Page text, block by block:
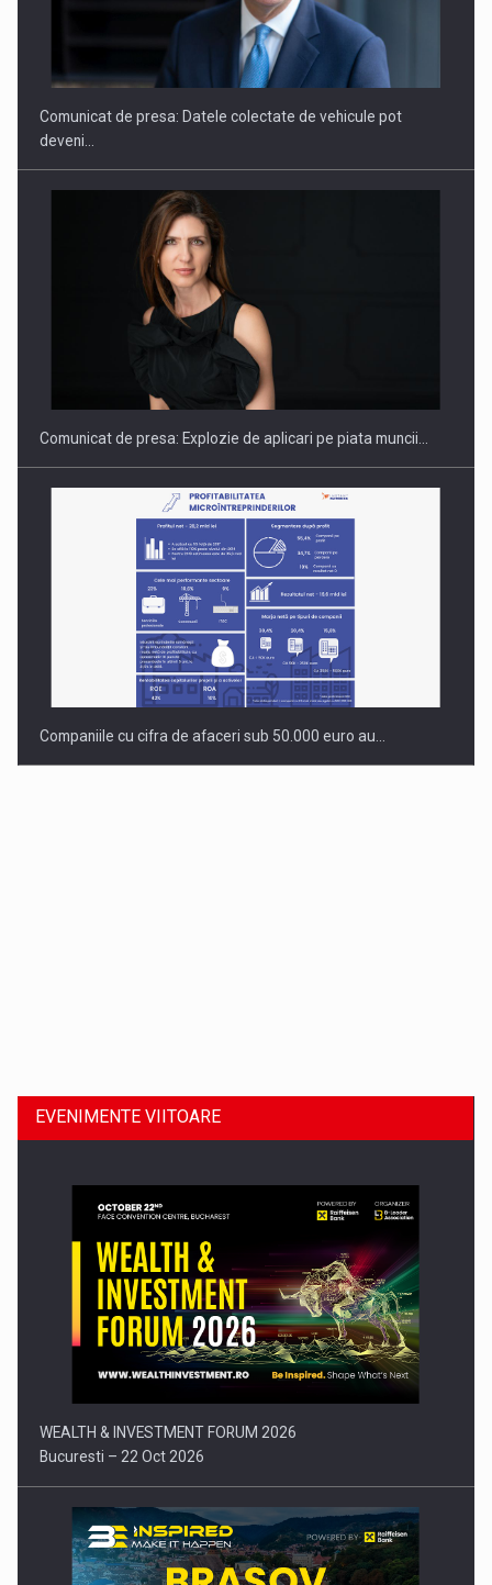
ROOTED IN ROMANIA, BUILT TO DELIVER TECHNOLOGY FOR
PUTTING ROMANIAN CORPORATE COMPANIES ON THE
INTERNATIONAL BUSINESS SCENE
Comunicat de presa: Datele colectate de vehicule pot
deveni…
Comunicat de presa: Explozie de aplicari pe piata muncii…
Companiile cu cifra de afaceri sub 50.000 euro au…
Comunicat de presa: Joburile part-time reincep sa intre pe…
EVENIMENTE VIITOARE
WEALTH & INVESTMENT FORUM 2026
Bucuresti – 22 Oct 2026